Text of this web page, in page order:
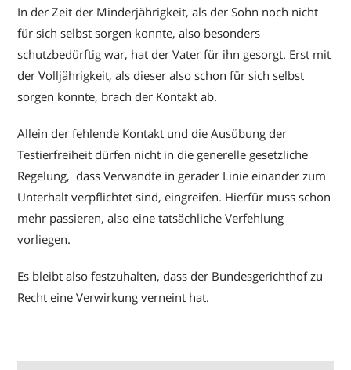
In der Zeit der Minderjährigkeit, als der Sohn noch nicht
für sich selbst sorgen konnte, also besonders
schutzbedürftig war, hat der Vater für ihn gesorgt. Erst mit
der Volljährigkeit, als dieser also schon für sich selbst
sorgen konnte, brach der Kontakt ab.
Allein der fehlende Kontakt und die Ausübung der
Testierfreiheit dürfen nicht in die generelle gesetzliche
Regelung, dass Verwandte in gerader Linie einander zum
Unterhalt verpflichtet sind, eingreifen. Hierfür muss schon
mehr passieren, also eine tatsächliche Verfehlung
vorliegen.
Es bleibt also festzuhalten, dass der Bundesgerichthof zu
Recht eine Verwirkung verneint hat.